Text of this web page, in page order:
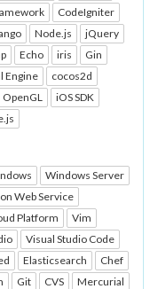
CodeIgniter
Node.js
jQuery
Echo iris
Gin
Engine
cocos2d
OpenGL
iOS SDK
Windows Server
Web Service
Platform
Vim
Visual Studio Code
Elasticsearch
Chef
Git CVS
Mercurial